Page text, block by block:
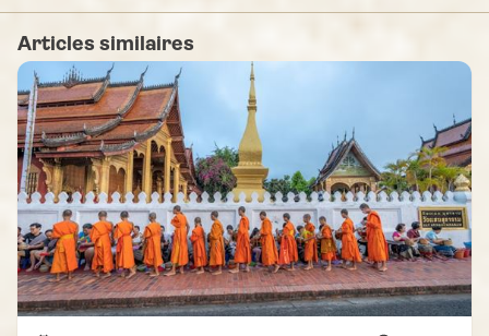
Articles similaires